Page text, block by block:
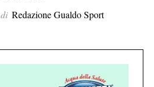
di Redazione Gualdo Sport